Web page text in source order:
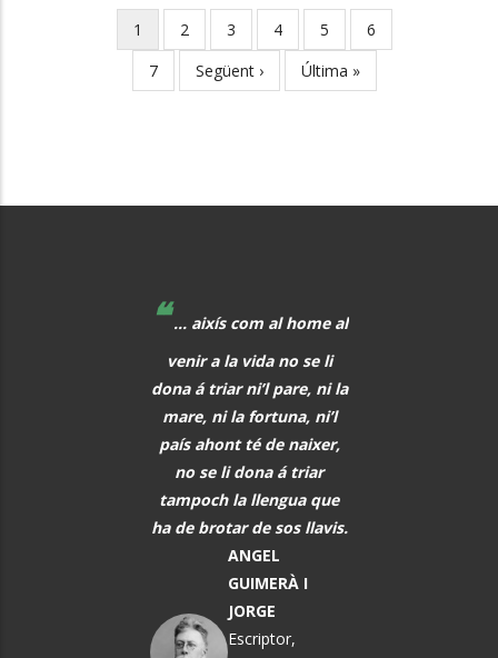
Pagination
Current
page
1 Page
2 Page
3 Page
4 Page
5 Page
6
Page
7
Next
page
Següent ›
Last
page
Última »
❝... aixís com al home al
venir a la vida no se li
dona á triar ni’l pare, ni la
mare, ni la fortuna, ni’l
país ahont té de naixer,
no se li dona á triar
tampoch la llengua que
ha de brotar de sos llavis.
ANGEL
GUIMERÀ I
JORGE
Escriptor,